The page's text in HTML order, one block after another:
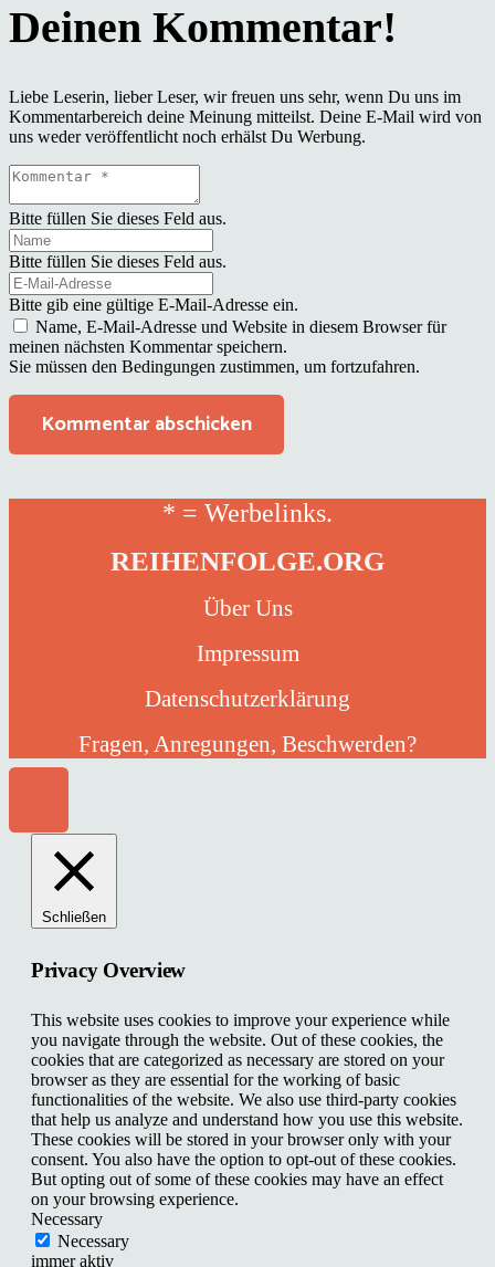
Liebe Leserin, lieber Leser, wir freuen uns sehr, wenn Du uns im
Kommentarbereich deine Meinung mitteilst. Deine E-Mail wird von
uns weder veröffentlicht noch erhälst Du Werbung.
Bitte füllen Sie dieses Feld aus.
Bitte füllen Sie dieses Feld aus.
Bitte gib eine gültige E-Mail-Adresse ein.
Name, E-Mail-Adresse und Website in diesem Browser für
meinen nächsten Kommentar speichern.
Sie müssen den Bedingungen zustimmen, um fortzufahren.
Kommentar abschicken
* = Werbelinks.
REIHENFOLGE.ORG
Über Uns
Impressum
Datenschutzerklärung
Fragen, Anregungen, Beschwerden?
Schließen
Privacy Overview
This website uses cookies to improve your experience while
you navigate through the website. Out of these cookies, the
cookies that are categorized as necessary are stored on your
browser as they are essential for the working of basic
functionalities of the website. We also use third-party cookies
that help us analyze and understand how you use this website.
These cookies will be stored in your browser only with your
consent. You also have the option to opt-out of these cookies.
But opting out of some of these cookies may have an effect
on your browsing experience.
Necessary
Necessary
immer aktiv